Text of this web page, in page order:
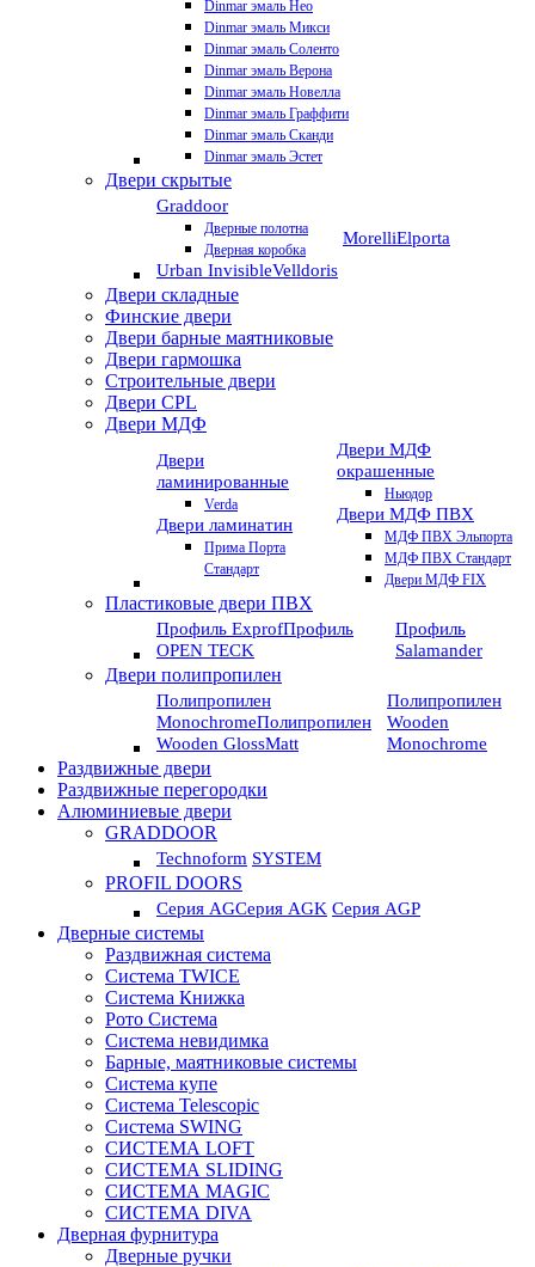
Dinmar эмаль Нео
Dinmar эмаль Микси
Dinmar эмаль Соленто
Dinmar эмаль Верона
Dinmar эмаль Новелла
Dinmar эмаль Граффити
Dinmar эмаль Сканди
Dinmar эмаль Эстет
Двери скрытые
Graddoor
Дверные полотна
Дверная коробка
Urban InvisibleVelldoris
MorelliElporta
Двери складные
Финские двери
Двери барные маятниковые
Двери гармошка
Строительные двери
Двери CРL
Двери МДФ
Двери
ламинированные
Verda
Двери ламинатин
Прима Порта
Стандарт
Двери МДФ
окрашенные
Ньюдор
Двери МДФ ПВХ
МДФ ПВХ Эльпорта
МДФ ПВХ Стандарт
Двери МДФ FIX
Пластиковые двери ПВХ
Профиль ExprofПрофиль
OPEN TECK
Профиль
Salamander
Двери полипропилен
Полипропилен
MonochromeПолипропилен
Wooden GlossMatt
Полипропилен
Wooden
Monochrome
Раздвижные двери
Раздвижные перегородки
Алюминиевые двери
GRADDOOR
Technoform SYSTEM
PROFIL DOORS
Серия AGСерия AGK Серия AGP
Дверные системы
Раздвижная система
Система TWICE
Система Книжка
Рото Система
Система невидимка
Барные, маятниковые системы
Система купе
Система Telescopic
Система SWING
СИСТЕМА LOFT
СИСТЕМА SLIDING
СИСТЕМА MAGIC
СИСТЕМА DIVA
Дверная фурнитура
Дверные ручки